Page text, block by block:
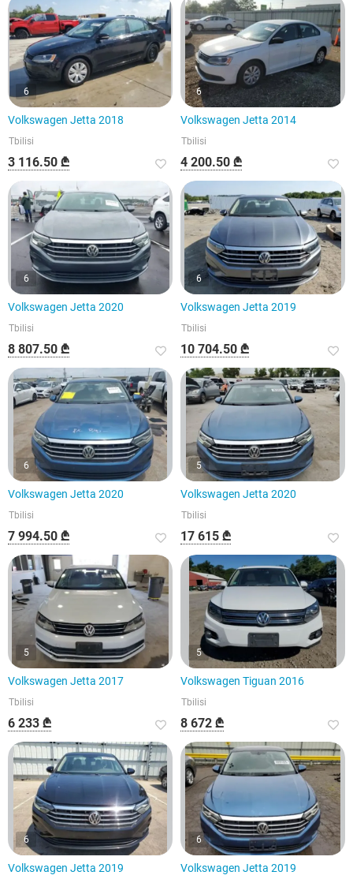
6
Volkswagen Jetta 2018
Tbilisi
3 116.50 ₾
6
Volkswagen Jetta 2014
Tbilisi
4 200.50 ₾
6
Volkswagen Jetta 2020
Tbilisi
8 807.50 ₾
6
Volkswagen Jetta 2019
Tbilisi
10 704.50 ₾
6
Volkswagen Jetta 2020
Tbilisi
7 994.50 ₾
5
Volkswagen Jetta 2020
Tbilisi
17 615 ₾
5
Volkswagen Jetta 2017
Tbilisi
6 233 ₾
5
Volkswagen Tiguan 2016
Tbilisi
8 672 ₾
6
Volkswagen Jetta 2019
6
Volkswagen Jetta 2019